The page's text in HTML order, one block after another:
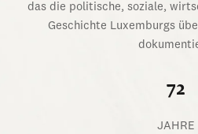
das die politische, soziale,
Geschichte Luxemburgs
72
JAHRE